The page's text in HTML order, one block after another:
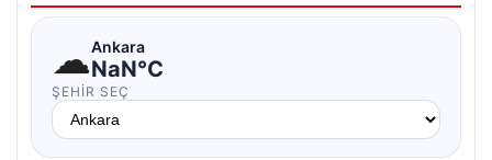
☁Ankara
NaN°C
ŞEHIR SEÇ